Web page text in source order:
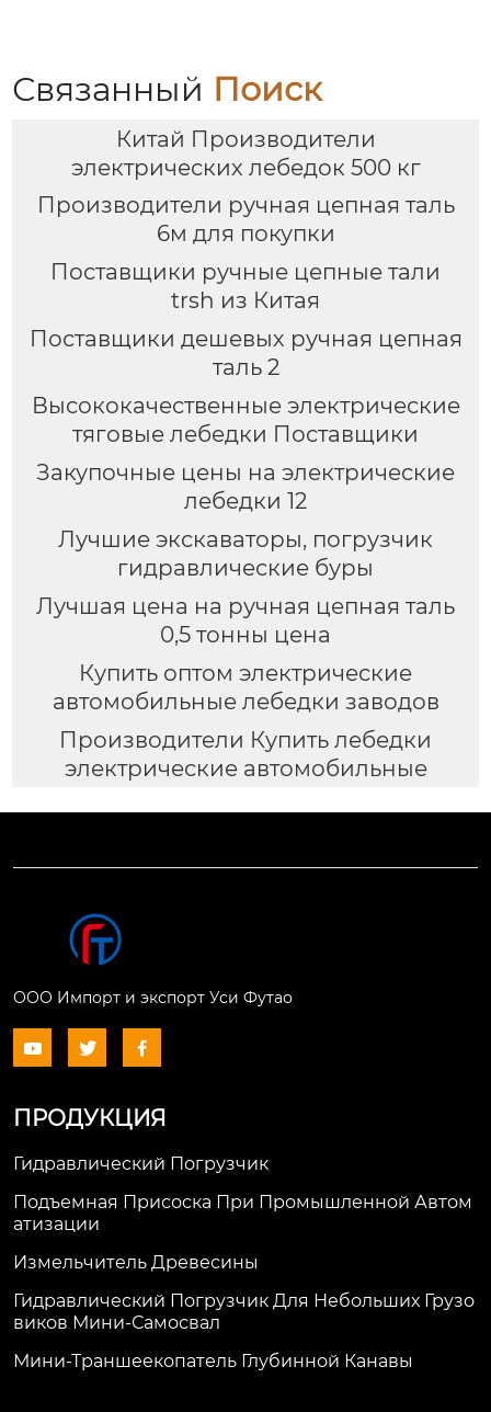
Связанный Поиск
Китай Производители
электрических лебедок 500 кг
Производители ручная цепная таль
6м для покупки
Поставщики ручные цепные тали
trsh из Китая
Поставщики дешевых ручная цепная
таль 2
Высококачественные электрические
тяговые лебедки Поставщики
Закупочные цены на электрические
лебедки 12
Лучшие экскаваторы, погрузчик
гидравлические буры
Лучшая цена на ручная цепная таль
0,5 тонны цена
Купить оптом электрические
автомобильные лебедки заводов
Производители Купить лебедки
электрические автомобильные
ООО Импорт и экспорт Уси Футао
  
ПРОДУКЦИЯ
Гидравлический Погрузчик
Подъемная Присоска При Промышленной Автом
Атизации
Измельчитель Древесины
Гидравлический Погрузчик Для Небольших Грузо
Виков Мини-Самосвал
Мини-Траншеекопатель Глубинной Канавы